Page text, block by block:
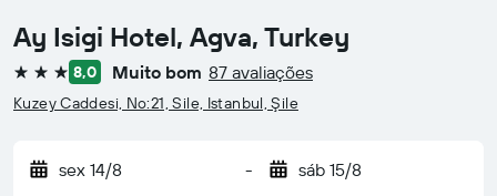
Ay Isigi Hotel, Agva, Turkey
3 estrelas8,0 Muito bom 87 avaliações
Kuzey Caddesi, No:21, Sile, Istanbul, Şile
sex 14/8 - sáb 15/8